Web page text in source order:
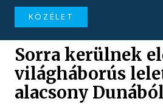
KÖZÉLET
Sorra kerülnek
világháborús
alacsony Dunából